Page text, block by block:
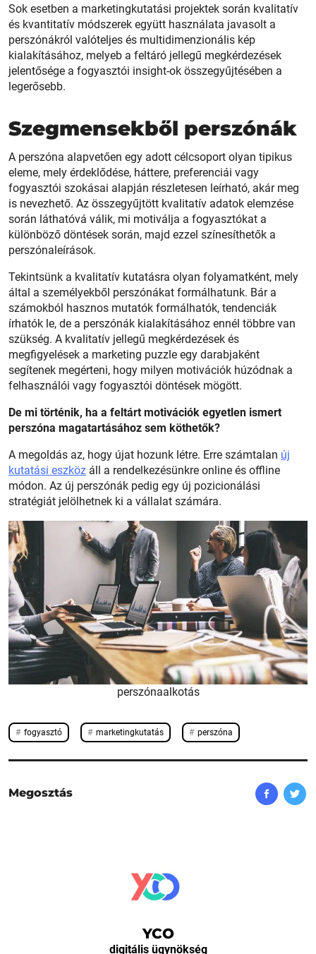
YCO
digitális ügynökség
Sok esetben a marketingkutatási projektek során kvalitatív
és kvantitatív módszerek együtt használata javasolt a
perszónákról valóteljes és multidimenzionális kép
kialakításához, melyeb a feltáró jellegű megkérdezések
jelentősége a fogyasztói insight-ok összegyűjtésében a
legerősebb.
Szegmensekből perszónák
A perszóna alapvetően egy adott célcsoport olyan tipikus
eleme, mely érdeklődése, háttere, preferenciái vagy
fogyasztói szokásai alapján részletesen leírható, akár meg
is nevezhető. Az összegyűjtött kvalitatív adatok elemzése
során láthatóvá válik, mi motiválja a fogyasztókat a
különböző döntések során, majd ezzel színesíthetők a
perszónaleírások.
Tekintsünk a kvalitatív kutatásra olyan folyamatként, mely
által a személyekből perszónákat formálhatunk. Bár a
számokból hasznos mutatók formálhatók, tendenciák
írhatók le, de a perszónák kialakításához ennél többre van
szükség. A kvalitatív jellegű megkérdezések és
megfigyelések a marketing puzzle egy darabjaként
segítenek megérteni, hogy milyen motivációk húzódnak a
felhasználói vagy fogyasztói döntések mögött.
De mi történik, ha a feltárt motivációk egyetlen ismert
perszóna magatartásához sem köthetők?
A megoldás az, hogy újat hozunk létre. Erre számtalan új
kutatási eszköz áll a rendelkezésünkre online és offline
módon. Az új perszónák pedig egy új pozicionálási
stratégiát jelölhetnek ki a vállalat számára.
perszónaalkotás
fogyasztó marketingkutatás perszóna
Megosztás